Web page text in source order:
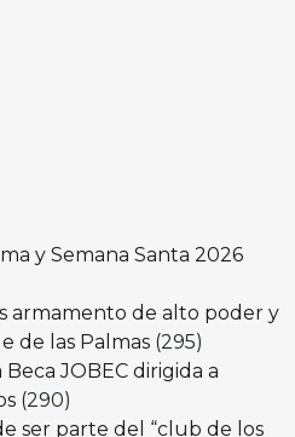
y Semana Santa 2026
armamento de alto poder y
de las Palmas (295)
JOBEC dirigida a
(290)
ser parte del “club de los